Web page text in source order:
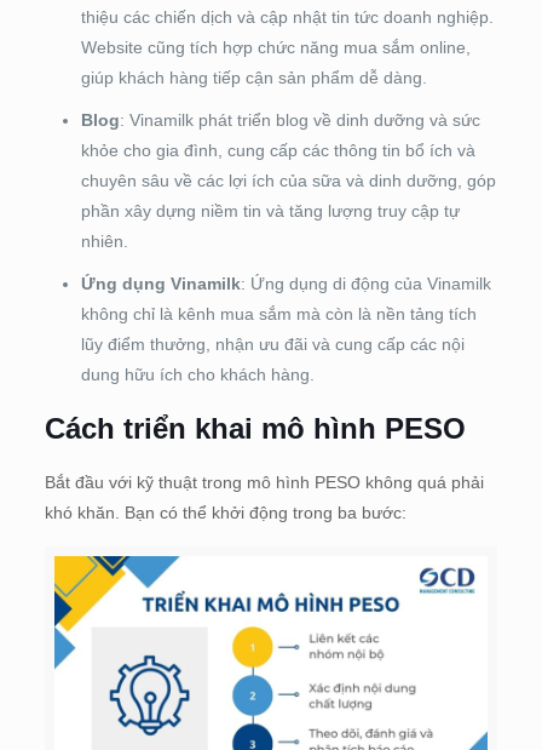
thiệu các chiến dịch và cập nhật tin tức doanh nghiệp.
Website cũng tích hợp chức năng mua sắm online,
giúp khách hàng tiếp cận sản phẩm dễ dàng.
Blog: Vinamilk phát triển blog về dinh dưỡng và sức
khỏe cho gia đình, cung cấp các thông tin bổ ích và
chuyên sâu về các lợi ích của sữa và dinh dưỡng, góp
phần xây dựng niềm tin và tăng lượng truy cập tự
nhiên.
Ứng dụng Vinamilk: Ứng dụng di động của Vinamilk
không chỉ là kênh mua sắm mà còn là nền tảng tích
lũy điểm thưởng, nhận ưu đãi và cung cấp các nội
dung hữu ích cho khách hàng.
Cách triển khai mô hình PESO
Bắt đầu với kỹ thuật trong mô hình PESO không quá phải
khó khăn. Bạn có thể khởi động trong ba bước: